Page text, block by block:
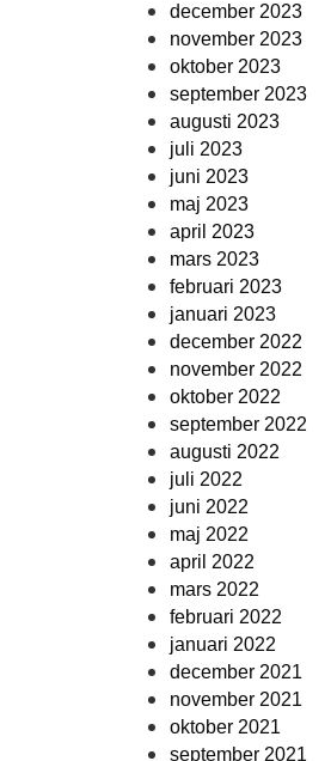
december 2023
november 2023
oktober 2023
september 2023
augusti 2023
juli 2023
juni 2023
maj 2023
april 2023
mars 2023
februari 2023
januari 2023
december 2022
november 2022
oktober 2022
september 2022
augusti 2022
juli 2022
juni 2022
maj 2022
april 2022
mars 2022
februari 2022
januari 2022
december 2021
november 2021
oktober 2021
september 2021